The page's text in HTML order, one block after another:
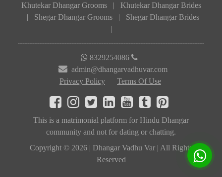
Khutekar Dhangar Grooms
|
Khutekar Dhangar Brides
|
Shegar Dhangar Grooms |
Shegar Dhangar Brides
|
8329254086
admin@dhangarvadhuvar.com
Privacy Policy
Terms Of Use
This is a matrimonial platform for Hindu Dhangar
community and not for dating or chatting.
Copyright © 2026 | Dhangar Vadhu Var | All Rights
Reserved